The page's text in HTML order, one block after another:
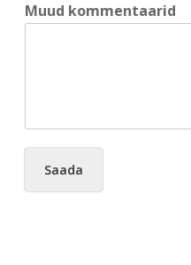
Muud kommentaarid
Saada